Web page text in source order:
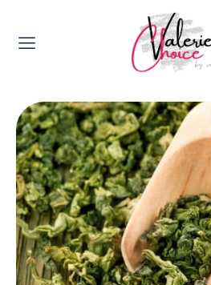
Valerie's Topics
Travel &
Food &
Happyness &
Lifestyle, Sport &
Gadgets &
Top 5 van
Health &
Huis & Tuin